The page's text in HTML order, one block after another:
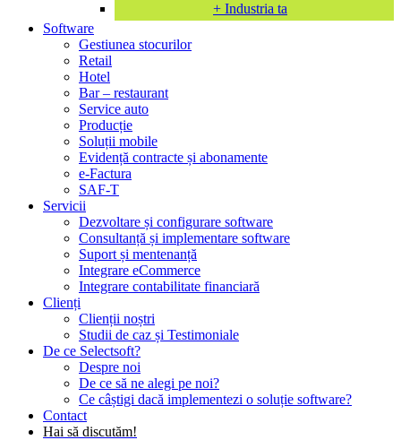
+ Industria ta
Software
Gestiunea stocurilor
Retail
Hotel
Bar – restaurant
Service auto
Producție
Soluții mobile
Evidență contracte și abonamente
e-Factura
SAF-T
Servicii
Dezvoltare și configurare software
Consultanță și implementare software
Suport și mentenanță
Integrare eCommerce
Integrare contabilitate financiară
Clienți
Clienții noștri
Studii de caz și Testimoniale
De ce Selectsoft?
Despre noi
De ce să ne alegi pe noi?
Ce câștigi dacă implementezi o soluție software?
Contact
Hai să discutăm!